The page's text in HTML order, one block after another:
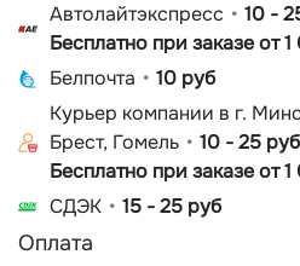
Автолайтэкспресс
10 -
Бесплатно при заказе от
Белпочта
10 руб
Курьер компании в г.
Брест, Гомель
10 - 25 руб
Бесплатно при заказе от
СДЭК
15 - 25 руб
Оплата